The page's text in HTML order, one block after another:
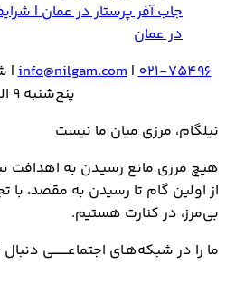
جاب آفر پرستار در عمان |
در عمان
021-75496
|
info@nilgam.com
پنج‌شنبه 9 الی 13
نیلگام، مرزی میان ما نیست
هیـچ مرزی مانع رسیـدن به اهدافت
از اولین گام تا رسیدن به مقصد،
بی‌مرز، در کنارت هستیم.
ما را در شبکه‌هـای اجتماعــــــــی